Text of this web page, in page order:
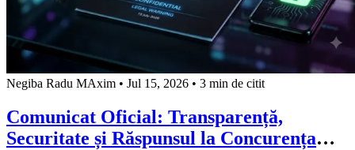
Negiba Radu MAxim • Jul 15, 2026 • 3 min de citit
Comunicat Oficial: Transparență,
Securitate și Răspunsul la Concurența